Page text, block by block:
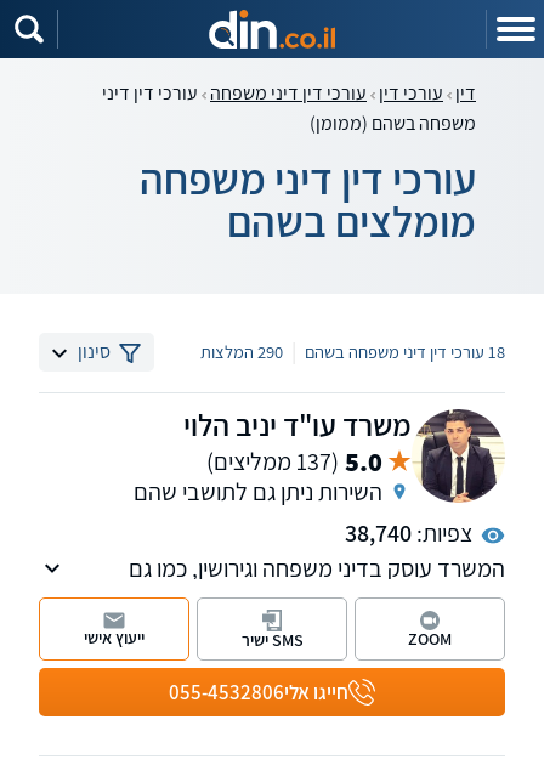
דין עורכי דין עורכי דין דיני משפחה עורכי דין דיני
משפחה בשהם (ממומן)
עורכי דין דיני משפחה
מומלצים בשהם
18 עורכי דין דיני משפחה בשהם 290 המלצות סינון
משרד עו"ד יניב הלוי
5.0 (137 ממליצים)
השירות ניתן גם לתושבי שהם
צפיות:38,740
המשרד עוסק בדיני משפחה וגירושין, כמו גם
בחדלות פירעון-פשיטת רגל. המשרד יצר תקדימים
משפטיים בתחום המשפחה והמשמורת
חייגו אלי055-4532806
ZOOM SMS ישיר ייעוץ אישי